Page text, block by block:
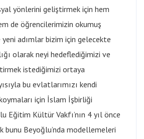
yönlerini geliştirmek için hem
de öğrencilerimizin okumuş
adımlar bizim için gelecekte
olarak neyi hedeflediğimizi ve
istediğimizi ortaya
bu evlatlarımızı kendi
için İslam İşbirliği
Eğitim Kültür Vakfı’nın 4 yıl önce
bunu Beyoğlu’nda modellemeleri